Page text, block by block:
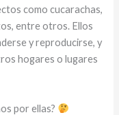
como cucarachas,
entre otros. Ellos
y reproducirse, y
hogares o lugares
por ellas?